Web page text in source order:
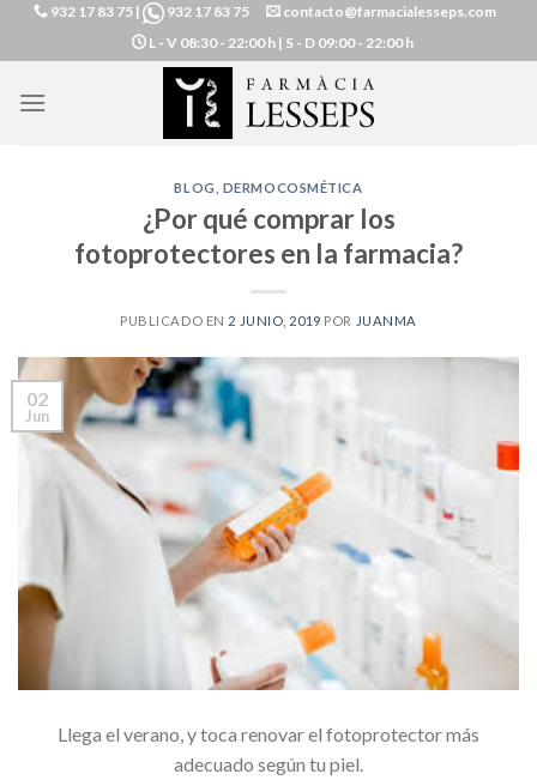
Skip
932 17 83 75| 932 17 83 75
contacto@farmacialesseps.com
L - V 08:30 - 22:00 h | S - D 09:00 - 22:00 h
BLOG DERMOCOSMÉTICA
¿Por qué comprar los
fotoprotectores en la farmacia?
PUBLICADO EN 2 JUNIO, 2019 POR JUANMA
02
Jun
Llega el verano, y toca renovar el fotoprotector más
adecuado según tu piel.